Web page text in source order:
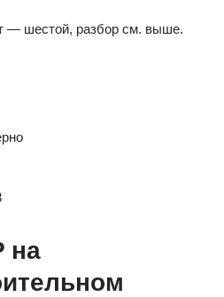
— шестой, разбор см. выше.
на